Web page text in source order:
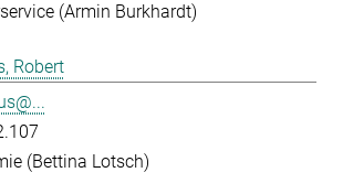
(Armin Burkhardt)
Robert
(Bettina Lotsch)